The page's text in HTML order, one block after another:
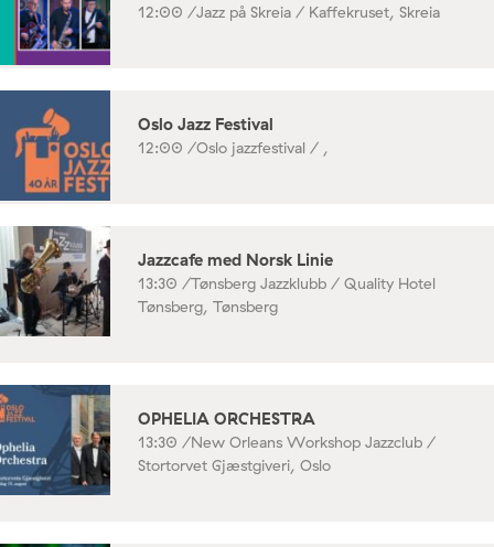
12:00 /Jazz på Skreia / Kaffekruset, Skreia
Oslo Jazz Festival
12:00 /Oslo jazzfestival / ,
Jazzcafe med Norsk Linie
13:30 /Tønsberg Jazzklubb / Quality Hotel
Tønsberg, Tønsberg
OPHELIA ORCHESTRA
13:30 /New Orleans Workshop Jazzclub /
Stortorvet Gjæstgiveri, Oslo